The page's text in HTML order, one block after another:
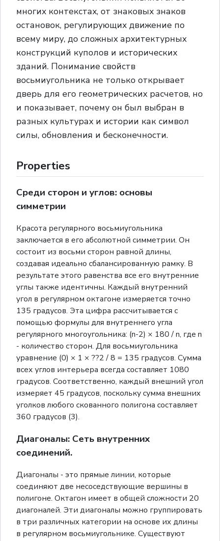
многих контекстах, от знаковых знаков
остановок, регулирующих движение по
всему миру, до сложных архитектурных
конструкций куполов и исторических
зданий. Понимание свойств
восьмиугольника не только открывает
дверь для его геометрических расчетов, но
и показывает, почему он был выбран в
разных культурах и истории как символ
силы, обновления и бесконечности.
Properties
Среди сторон и углов: основы
симметрии
Красота регулярного восьмиугольника
заключается в его абсолютной симметрии. Он
состоит из восьми сторон равной длины,
создавая идеально сбалансированную рамку. В
результате этого равенства все его внутренние
углы также идентичны. Каждый внутренний
угол в регулярном октагоне измеряется точно
135 градусов. Эта цифра рассчитывается с
помощью формулы для внутреннего угла
регулярного многоугольника: (n-2) × 180 / n, где n
- количество сторон. Для восьмиугольника
уравнение (0) × 1 × ??2 / 8 = 135 градусов. Сумма
всех углов интерьера всегда составляет 1080
градусов. Соответственно, каждый внешний угол
измеряет 45 градусов, поскольку сумма внешних
уголков любого скованного полигона составляет
360 градусов (3).
Диагоналы: Сеть внутренних
соединений.
Диагоналы - это прямые линии, которые
соединяют две несоседствующие вершины в
полигоне. Октагон имеет в общей сложности 20
диагоналей. Эти диагоналы можно группировать
в три различных категории на основе их длины
в регулярном восьмиугольнике. Существуют